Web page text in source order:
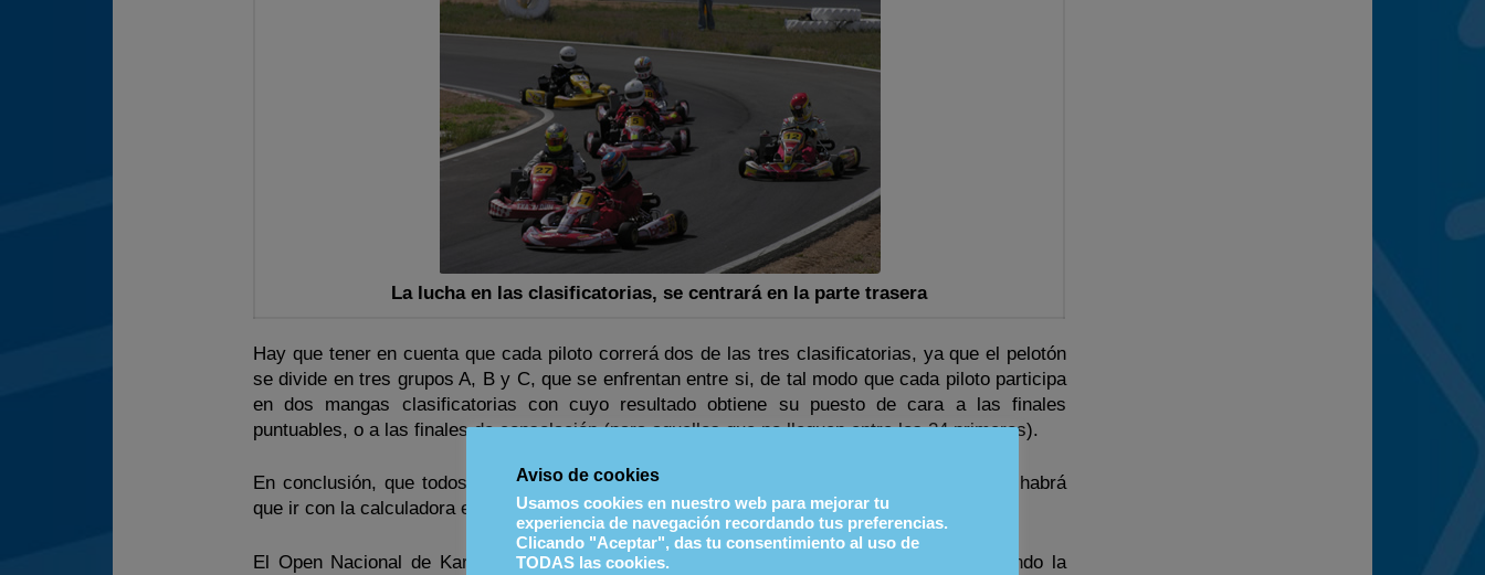
La lucha en las clasificatorias, se centrará en la parte trasera
Hay que tener en cuenta que cada piloto correrá dos de las tres clasificatorias, ya que el pelotón
se divide en tres grupos A, B y C, que se enfrentan entre si, de tal modo que cada piloto participa
en dos mangas clasificatorias con cuyo resultado obtiene su puesto de cara a las finales
puntuables, o a las finales de consolación (para aquellos que no lleguen entre los 24 primeros).
En conclusión, que todos tendremos que mentalizarnos de que la prueba es más larga y habrá
que ir con la calculadora enchufada, desde el principio.
El Open Nacional de Karting, se ha puesto realmente interesante, y muy competido, siendo la
Aviso de cookies
Usamos cookies en nuestro web para mejorar tu
experiencia de navegación recordando tus preferencias.
Clicando "Aceptar", das tu consentimiento al uso de
TODAS las cookies.